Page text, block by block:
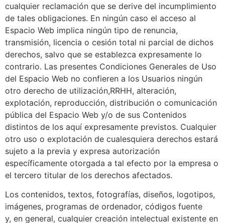
cualquier reclamación que se derive del incumplimiento
de tales obligaciones. En ningún caso el acceso al
Espacio Web implica ningún tipo de renuncia,
transmisión, licencia o cesión total ni parcial de dichos
derechos, salvo que se establezca expresamente lo
contrario. Las presentes Condiciones Generales de Uso
del Espacio Web no confieren a los Usuarios ningún
otro derecho de utilización,RRHH, alteración,
explotación, reproducción, distribución o comunicación
pública del Espacio Web y/o de sus Contenidos
distintos de los aquí expresamente previstos. Cualquier
otro uso o explotación de cualesquiera derechos estará
sujeto a la previa y expresa autorización
específicamente otorgada a tal efecto por la empresa o
el tercero titular de los derechos afectados.
Los contenidos, textos, fotografías, diseños, logotipos,
imágenes, programas de ordenador, códigos fuente
y, en general, cualquier creación intelectual existente en